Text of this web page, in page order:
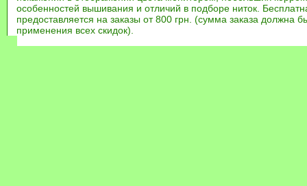
особенностей вышивания и отличий в подборе ниток.
предоставляется на заказы от 800 грн. (сумма заказа должна
применения всех скидок).